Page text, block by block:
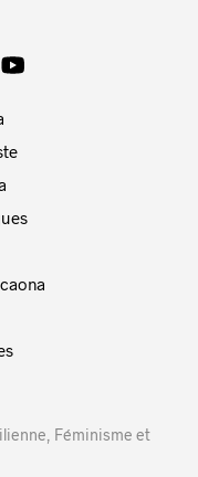
Féminisme et